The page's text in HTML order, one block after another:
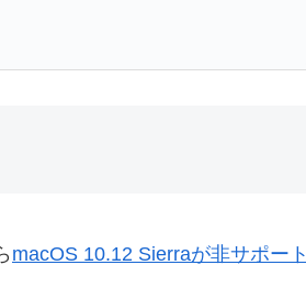
macOS 10.12 Sierraが非サポート